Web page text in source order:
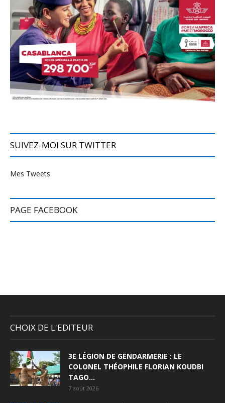
SUIVEZ-MOI SUR TWITTER
Mes Tweets
PAGE FACEBOOK
CHOIX DE L'EDITEUR
3E LÉGION DE GENDARMERIE : LE
COLONEL THÉOPHILE FLORIAN KOUDBI
TAGO...
7 août 2026